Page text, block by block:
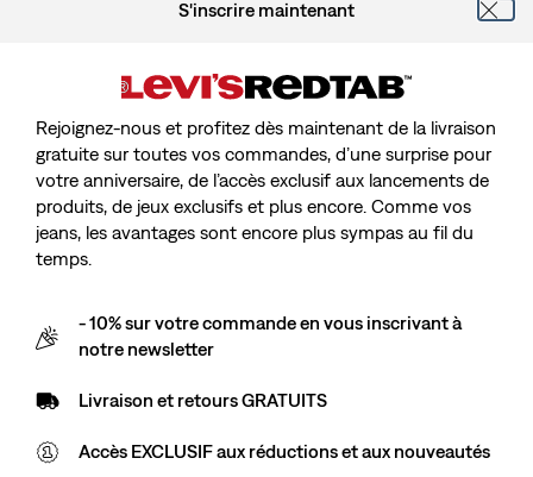
Désolé, La Page Que Vous
Recherchez Est Introuvable.
Veuillez réessayer ultérieurement.
S'inscrire maintenant
Rejoignez-nous et profitez dès maintenant de la livraison
gratuite sur toutes vos commandes, d’une surprise pour
votre anniversaire, de l’accès exclusif aux lancements de
produits, de jeux exclusifs et plus encore. Comme vos
jeans, les avantages sont encore plus sympas au fil du
temps.
- 10% sur votre commande en vous inscrivant à
notre newsletter
Livraison et retours GRATUITS
Accès EXCLUSIF aux réductions et aux nouveautés